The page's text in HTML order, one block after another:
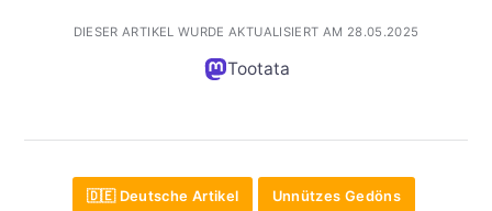
DIESER ARTIKEL WURDE AKTUALISIERT AM 28.05.2025
Tootata
🇩🇪 Deutsche Artikel Unnützes Gedöns